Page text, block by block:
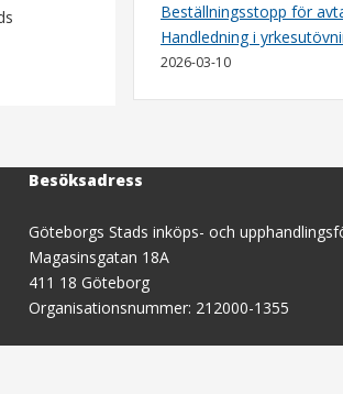
Beställningsstopp för
Handledning i
2026-03-10
Besöksadress
Göteborgs Stads inköps- och
Magasinsgatan 18A
411 18 Göteborg
Organisationsnummer: 212000-1355